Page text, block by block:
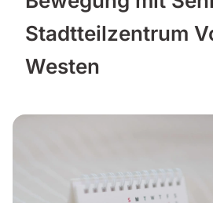
Stadtteilzentrum
Westen